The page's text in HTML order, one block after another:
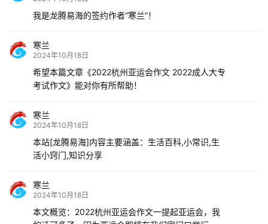
我是龙腾易海的签约作者“寒兰”！
寒兰
2024年10月18日
希望本篇文章《2022杭州亚运会作文 2022成人大专
考试作文》能对你有所帮助！
寒兰
2024年10月18日
本站[龙腾易海]内容主要涵盖：生活百科,小常识,生
活小窍门,知识分享
寒兰
2024年10月18日
本文概览：2022杭州亚运会作文一提起亚运会，我